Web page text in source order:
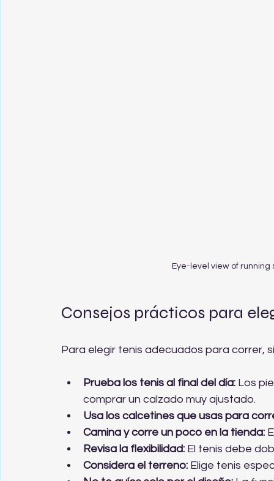
Eye-level view of
Consejos prácticos para
Para elegir tenis adecuados para correr,
Prueba los tenis al final del día: Los
comprar un calzado muy ajustado.
Usa los calcetines que usas para
Camina y corre un poco en la tienda:
Revisa la flexibilidad: El tenis debe
Considera el terreno: Elige tenis